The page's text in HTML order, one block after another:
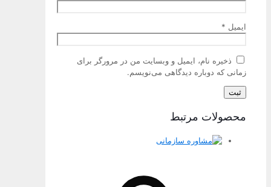
ایمیل *
ذخیره نام، ایمیل و وبسایت من در مرورگر برای
زمانی که دوباره دیدگاهی می‌نویسم.
محصولات مرتبط